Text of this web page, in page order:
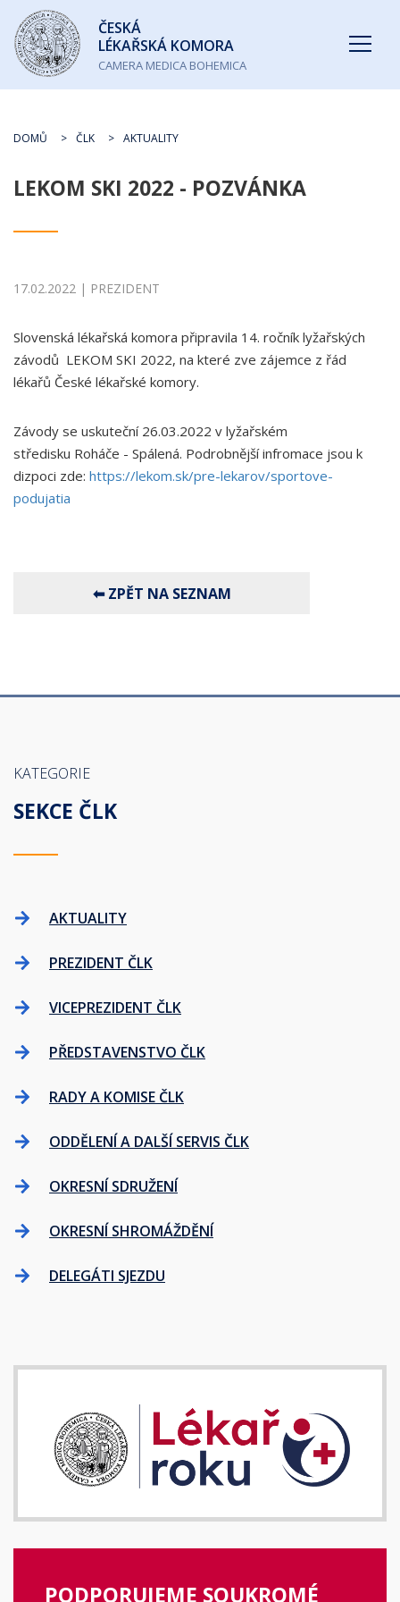
Česká
lékařská
komora
ČESKÁ
LÉKAŘSKÁ KOMORA
CAMERA MEDICA BOHEMICA
DOMŮ ČLK AKTUALITY
LEKOM SKI 2022 - POZVÁNKA
17.02.2022 | PREZIDENT
Slovenská lékařská komora připravila 14. ročník lyžařských
závodů LEKOM SKI 2022, na které zve zájemce z řád
lékařů České lékařské komory.
Závody se uskuteční 26.03.2022 v lyžařském
středisku Roháče - Spálená. Podrobnější infromace jsou k
dizpoci zde: https://lekom.sk/pre-lekarov/sportove-
podujatia
KATEGORIE
SEKCE ČLK
AKTUALITY
PREZIDENT ČLK
VICEPREZIDENT ČLK
PŘEDSTAVENSTVO ČLK
RADY A KOMISE ČLK
ODDĚLENÍ A DALŠÍ SERVIS ČLK
OKRESNÍ SDRUŽENÍ
OKRESNÍ SHROMÁŽDĚNÍ
DELEGÁTI SJEZDU
PODPORUJEME SOUKROMÉ